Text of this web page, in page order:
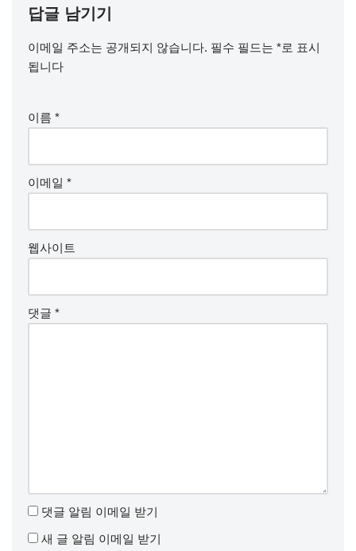
답글 남기기
이메일 주소는 공개되지 않습니다. 필수 필드는 *로 표시
됩니다
이름 *
이메일 *
웹사이트
댓글 *
댓글 알림 이메일 받기
새 글 알림 이메일 받기